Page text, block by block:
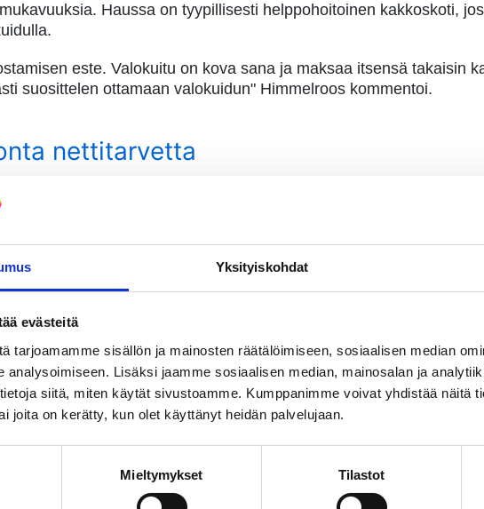
Yksityiskohdat
evästeitä
tarjoamamme sisällön ja mainosten räätälöimiseen, sosiaalisen median
analysoimiseen. Lisäksi jaamme sosiaalisen median, mainosalan ja
siitä, miten käytät sivustoamme. Kumppanimme voivat yhdistää näitä
joita on kerätty, kun olet käyttänyt heidän palvelujaan.
Mieltymykset Tilastot
Haussa on tyypillisesti helppohoitoinen kakkoskoti,
este. Valokuitu on kova sana ja maksaa itsensä takaisin
suosittelen ottamaan valokuidun" Himmelroos kommentoi.
nettitarvetta
mukaan toinenkin muutostrendi: Mökki hankitaan yhä useammin
yhteinen paikka, jossa kokoontua ja viettää yhdessä aikaa.
tarpeet netille kasvavat. Himmelroosin mukaan nuoria ei saa
yhteydenpitoon.
mutta kun jälkikasvu täytti 10 ja netin tarve taloudessa
vaatii riittävästi tilaajia
varmin: sen toiminta ei riipu säästä tai käyttäjämääristä,
valokuitua, riippuvat rakentamiskustannukset alueen
jos tilaajia on tarpeeksi ja etäisyydet maltilliset. Suurin